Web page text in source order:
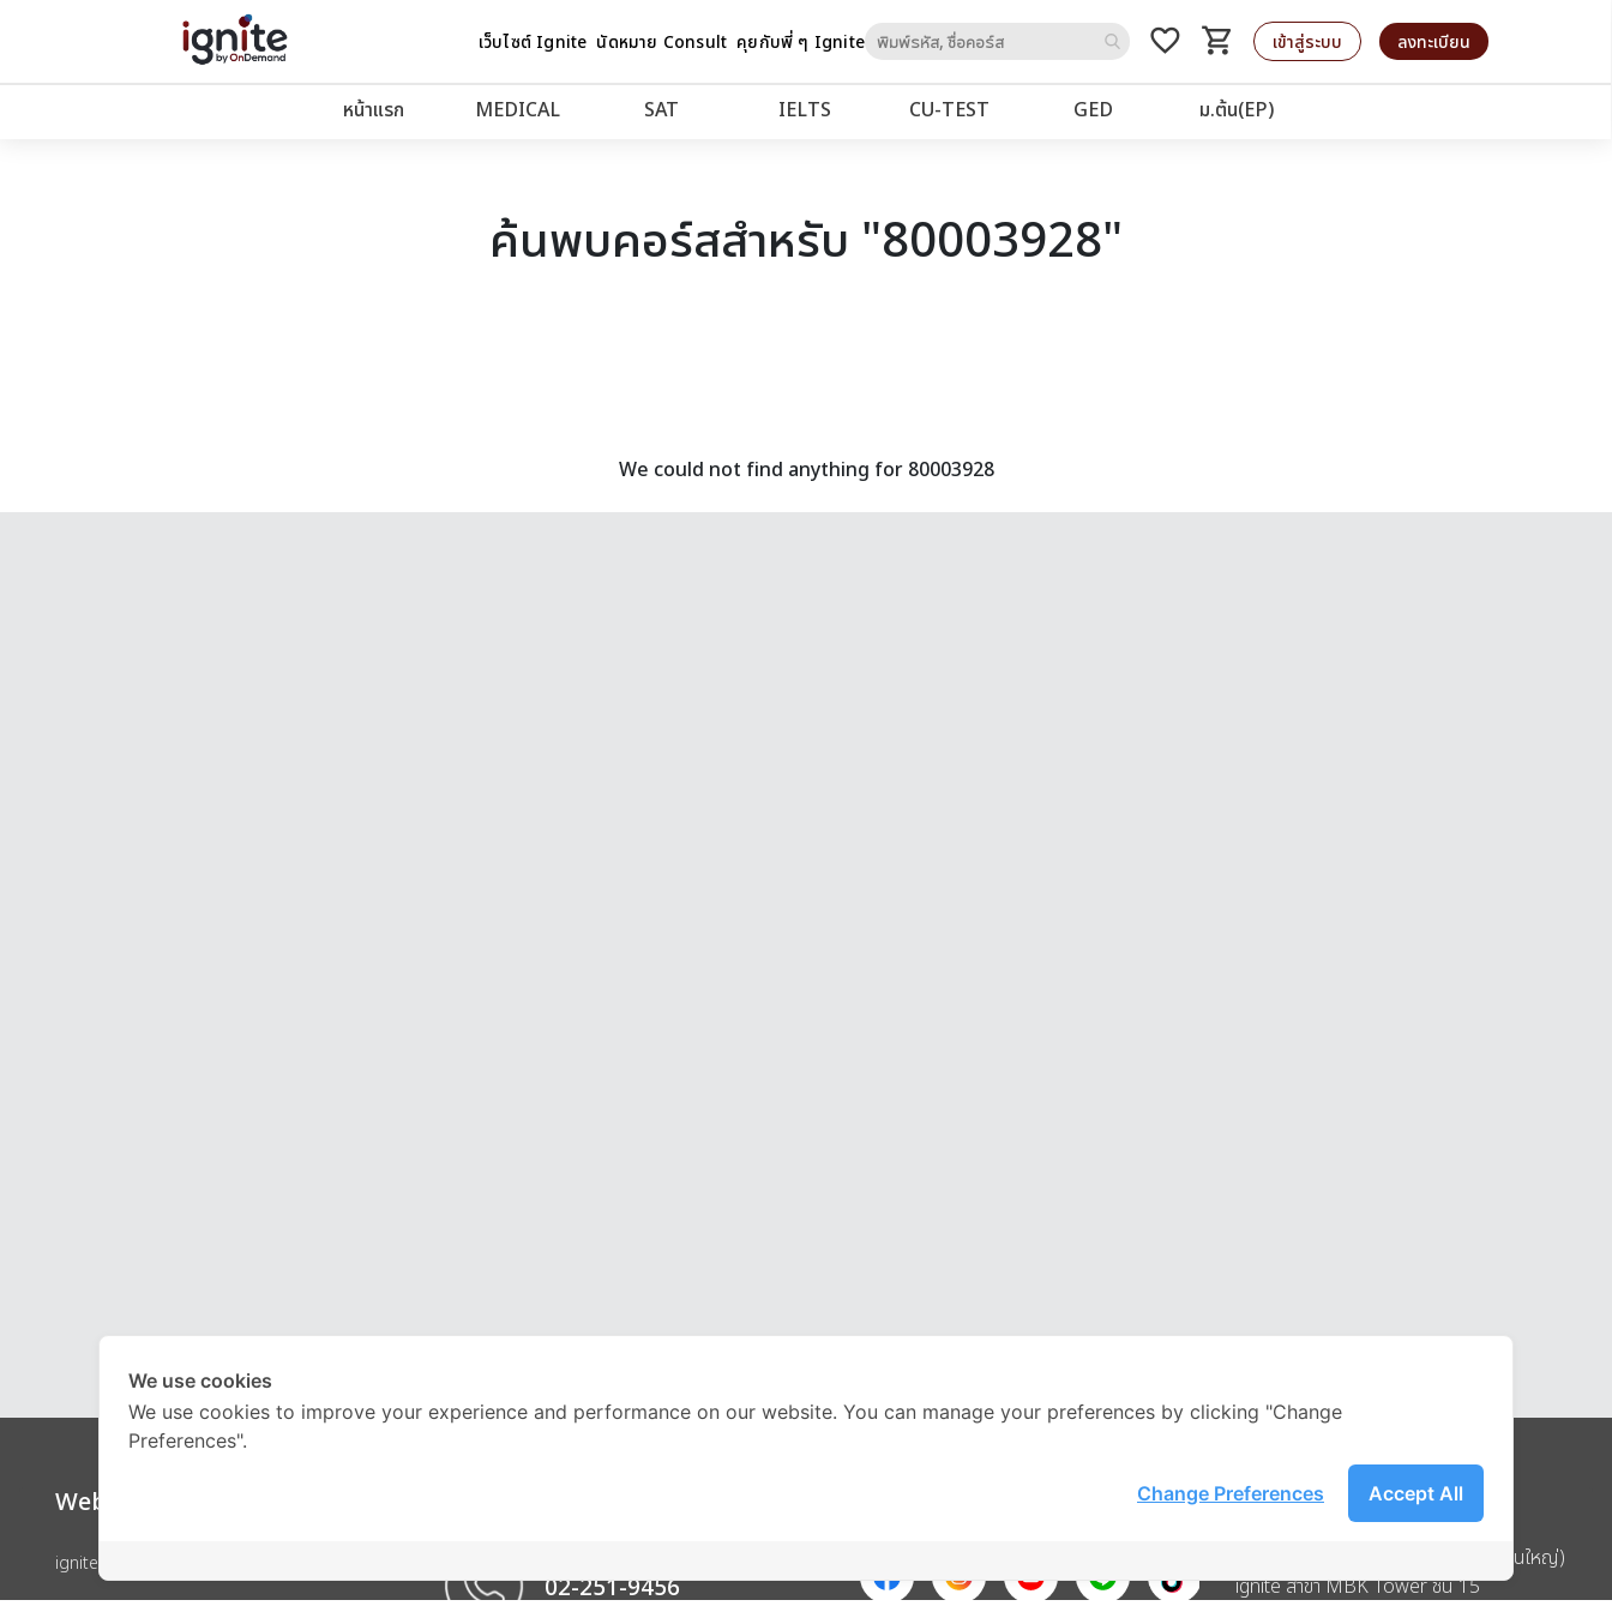
เว็บไซต์ Ignite นัดหมาย Consult คุยกับพี่ ๆ Igniteto
favorite_border shopping_cart
รถเข็น เข้าสู่ระบบ ลงทะเบียน
หน้าแรก MEDICAL SAT IELTS CU‑TEST GED ม.ต้น(EP)
ค้นพบคอร์สสำหรับ "80003928"
We could not find anything for 80003928
Website
ignite by OnDemand
02-251-9456
Address
บริษัท อิกไนท์ เอ สตาร์ จำกัด (สำนักงานใหญ่)
ignite สาขา MBK Tower ชั้น 15
We use cookies
We use cookies to improve your experience and performance on our website. You can manage your preferences by clicking "Change
Preferences".
Accept All
Change Preferences